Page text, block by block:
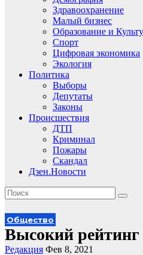
Здравоохранение
Малый бизнес
Образование и
Спорт
Цифровая экономика
Экология
Политика
Выборы
Депутаты
Законы
Происшествия
ДТП
Криминал
Пожары
Скандал
Дзен.Новости
Общество
Высокий рейтинг
Редакция Фев 8, 2021